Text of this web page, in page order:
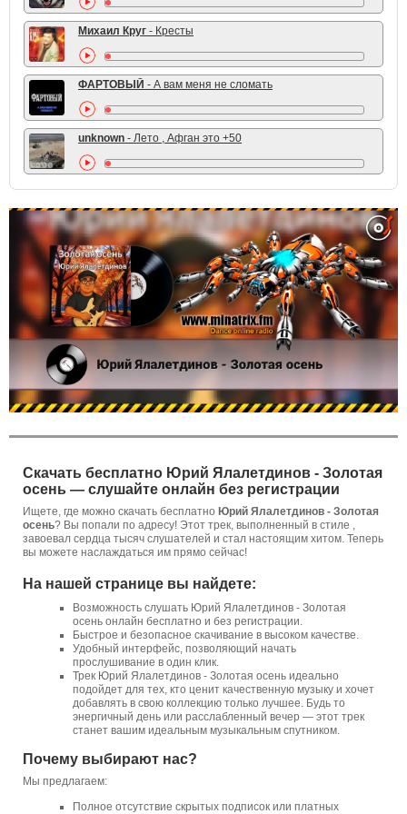
Михаил Круг - Кресты
ФАРТОВЫЙ - А вам меня не сломать
unknown - Лето , Афган это +50
Скачать бесплатно Юрий Ялалетдинов - Золотая
осень — слушайте онлайн без регистрации
Ищете, где можно скачать бесплатно Юрий Ялалетдинов - Золотая
осень? Вы попали по адресу! Этот трек, выполненный в стиле ,
завоевал сердца тысяч слушателей и стал настоящим хитом. Теперь
вы можете наслаждаться им прямо сейчас!
На нашей странице вы найдете:
Возможность слушать Юрий Ялалетдинов - Золотая
осень онлайн бесплатно и без регистрации.
Быстрое и безопасное скачивание в высоком качестве.
Удобный интерфейс, позволяющий начать
прослушивание в один клик.
Трек Юрий Ялалетдинов - Золотая осень идеально
подойдет для тех, кто ценит качественную музыку и хочет
добавлять в свою коллекцию только лучшее. Будь то
энергичный день или расслабленный вечер — этот трек
станет вашим идеальным музыкальным спутником.
Почему выбирают нас?
Мы предлагаем:
Полное отсутствие скрытых подписок или платных